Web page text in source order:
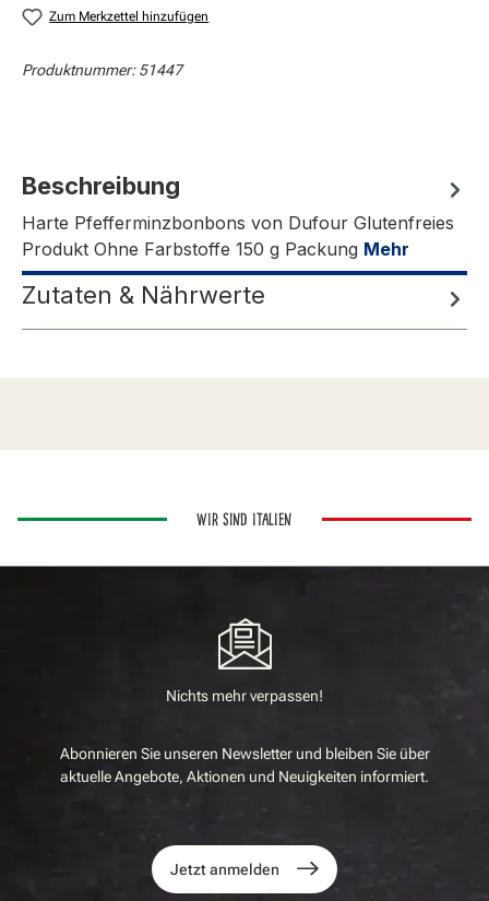
Zum Merkzettel hinzufügen
Produktnummer:51447
Beschreibung
Harte Pfefferminzbonbons von Dufour Glutenfreies
Produkt Ohne Farbstoffe 150 g Packung Mehr
Zutaten & Nährwerte
WIR SIND ITALIEN
Nichts mehr verpassen!
Abonnieren Sie unseren Newsletter und bleiben Sie über
aktuelle Angebote, Aktionen und Neuigkeiten informiert.
Jetzt anmelden